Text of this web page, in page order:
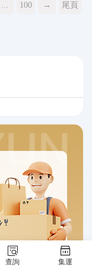
查詢 集運
... 100 → 尾頁